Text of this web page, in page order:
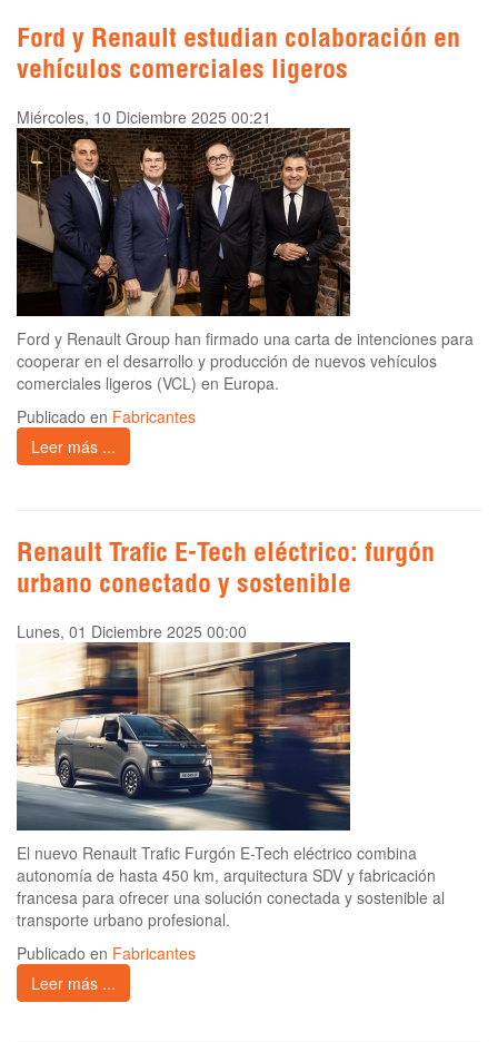
Ford y Renault estudian colaboración en
vehículos comerciales ligeros
Miércoles, 10 Diciembre 2025 00:21
Ford y Renault Group han firmado una carta de intenciones para
cooperar en el desarrollo y producción de nuevos vehículos
comerciales ligeros (VCL) en Europa.
Publicado en Fabricantes
Leer más ...
Renault Trafic E-Tech eléctrico: furgón
urbano conectado y sostenible
Lunes, 01 Diciembre 2025 00:00
El nuevo Renault Trafic Furgón E-Tech eléctrico combina
autonomía de hasta 450 km, arquitectura SDV y fabricación
francesa para ofrecer una solución conectada y sostenible al
transporte urbano profesional.
Publicado en Fabricantes
Leer más ...